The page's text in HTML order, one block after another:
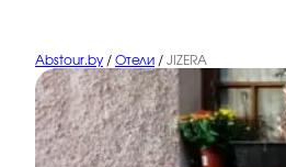
Abstour.by / Отели / JIZERA